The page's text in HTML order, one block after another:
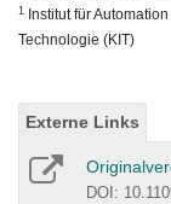
1 Institut für
Technologie (KIT)
Externe Links
DOI: